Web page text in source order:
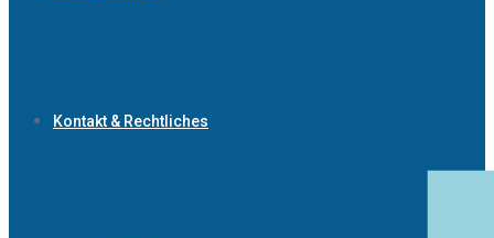
Kontakt & Rechtliches